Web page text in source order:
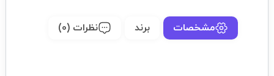
مشخصات برند نظرات (0)